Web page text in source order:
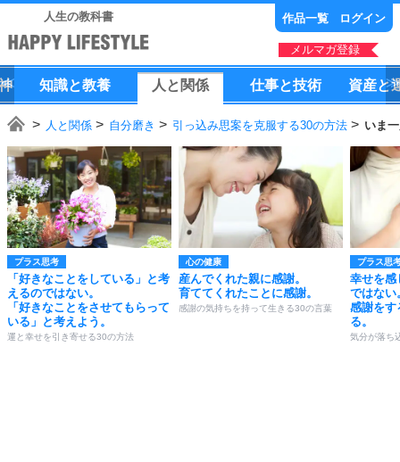
人生の教科書 作品一覧 ログイン
メルマガ登録
知識と教養 人 と 関係 仕事と技術 資産と
人と関係 自分磨き 引っ込み思案を克服する30の方法 いま
プラス思考
「好きなことをしている」と考
えるのではない。
「好きなことをさせてもらって
いる」と考えよう。
運と幸せを引き寄せる30の方法
心の健康
産んでくれた親に感謝。
育ててくれたことに感謝。
感謝の気持ちを持って生きる30の言葉
プラス思
幸せを感
ではない
感謝をす
る。
気分が落ち